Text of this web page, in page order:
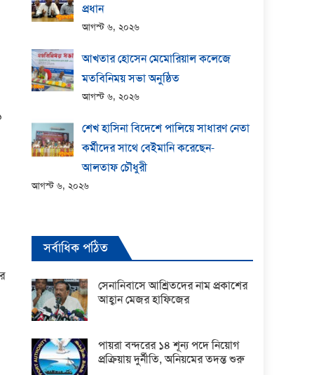
প্রধান
আগস্ট ৬, ২০২৬
আখতার হোসেন মেমোরিয়াল কলেজে
মতবিনিময় সভা অনুষ্ঠিত
আগস্ট ৬, ২০২৬
শেখ হাসিনা বিদেশে পালিয়ে সাধারণ নেতা
কর্মীদের সাথে বেইমানি করেছেন-
আলতাফ চৌধুরী
আগস্ট ৬, ২০২৬
সর্বাধিক পঠিত
সেনানিবাসে আশ্রিতদের নাম প্রকাশের
আহ্বান মেজর হাফিজের
পায়রা বন্দরের ১৪ শূন্য পদে নিয়োগ
প্রক্রিয়ায় দুর্নীতি, অনিয়মের তদন্ত শুরু